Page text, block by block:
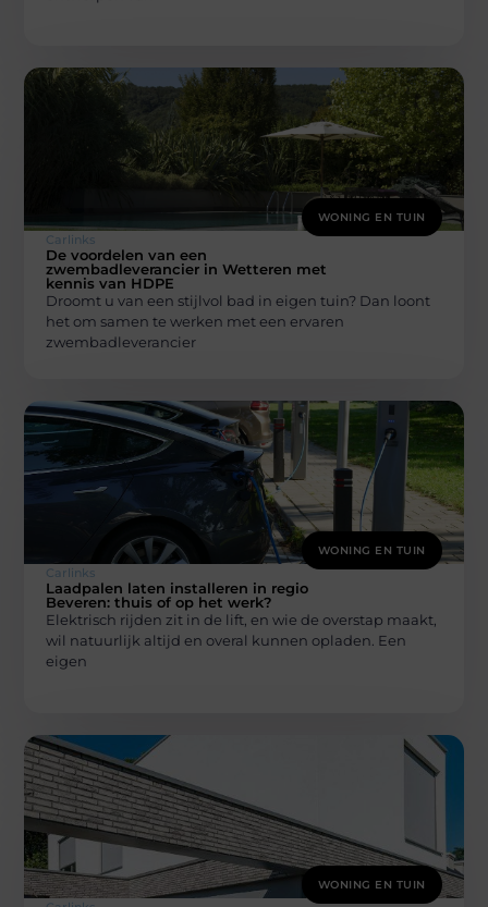
WONING EN TUIN
Carlinks
De voordelen van een
zwembadleverancier in Wetteren met
kennis van HDPE
Droomt u van een stijlvol bad in eigen tuin? Dan loont
het om samen te werken met een ervaren
zwembadleverancier
WONING EN TUIN
Carlinks
Laadpalen laten installeren in regio
Beveren: thuis of op het werk?
Elektrisch rijden zit in de lift, en wie de overstap maakt,
wil natuurlijk altijd en overal kunnen opladen. Een
eigen
WONING EN TUIN